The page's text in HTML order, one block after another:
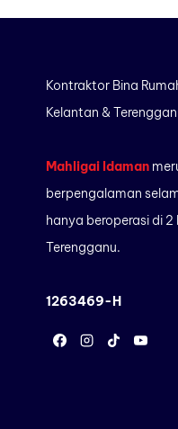
Kontraktor Bina
Kelantan &
Mahligai Idaman
berpengalaman
hanya beroperasi di
Terengganu.
1263469-H